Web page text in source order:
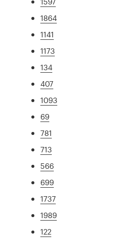
1864
1141
1173
134
407
1093
69
781
713
566
699
1737
1989
122